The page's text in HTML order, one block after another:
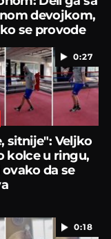
devojkom,
se provode
0:27
sitnije": Veljko
kolce u ringu,
da se
0:18